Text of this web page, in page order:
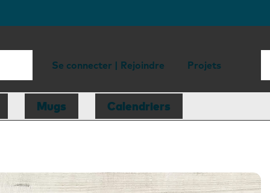
Se connecter | Rejoindre Projets
Mugs Calendriers